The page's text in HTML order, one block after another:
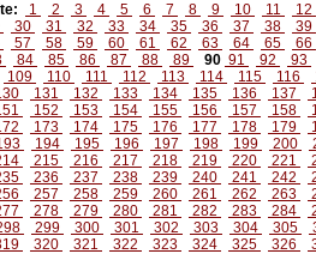
1 2 3 4 5 6 7 8 9 10 11 12
30 31 32 33 34 35 36 37 38 39
57 58 59 60 61 62 63 64 65 66
84 85 86 87 88 89 90 91 92 93
109 110 111 112 113 114 115 116
131 132 133 134 135 136 137
152 153 154 155 156 157 158
173 174 175 176 177 178 179
194 195 196 197 198 199 200
215 216 217 218 219 220 221
236 237 238 239 240 241 242
257 258 259 260 261 262 263
278 279 280 281 282 283 284
299 300 301 302 303 304 305
320 321 322 323 324 325 326